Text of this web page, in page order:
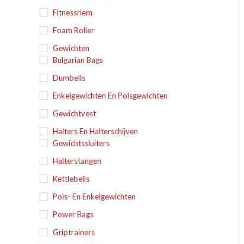
Fitnessriem
Foam Roller
Gewichten
Bulgarian Bags
Dumbells
Enkelgewichten En Polsgewichten
Gewichtvest
Halters En Halterschijven
Gewichtssluiters
Halterstangen
Kettlebells
Pols- En Enkelgewichten
Power Bags
Griptrainers